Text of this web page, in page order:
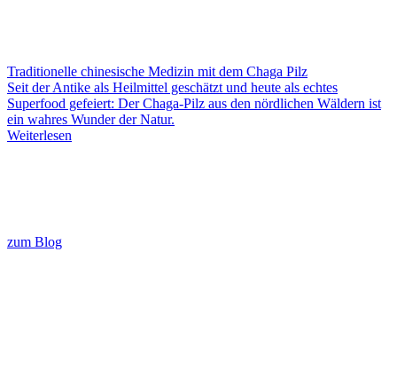
Traditionelle chinesische Medizin mit dem Chaga Pilz
Seit der Antike als Heilmittel geschätzt und heute als echtes
Superfood gefeiert: Der Chaga-Pilz aus den nördlichen Wäldern ist
ein wahres Wunder der Natur.
Weiterlesen
zum Blog